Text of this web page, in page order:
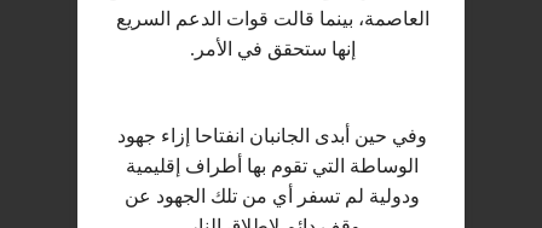
العاصمة، بينما قالت قوات الدعم السريع
إنها ستحقق في الأمر.
وفي حين أبدى الجانبان انفتاحا إزاء جهود
الوساطة التي تقوم بها أطراف إقليمية
ودولية لم تسفر أي من تلك الجهود عن